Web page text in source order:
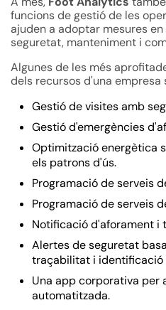
funcions degestió de les
ajuden a adoptar mesures
seguretat, manteniment i
Algunes de les més
dels recursos d'una empresa
Gestió de visites amb
Gestió d'emergències
Optimització energètica
els patrons d'ús.
Programació de serveis
Programació de serveis
Notificació d'aforament i
Alertes de seguretat
traçabilitat i identificació
Una app corporativa per
automatitzada.